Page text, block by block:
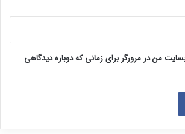
من در مرورگر برای زمانی که دوباره دیدگاهی